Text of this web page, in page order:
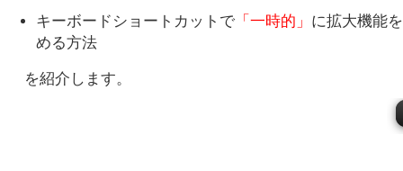
キーボードショートカットで 「一時的」 に拡大機能
める方法
を紹介します。